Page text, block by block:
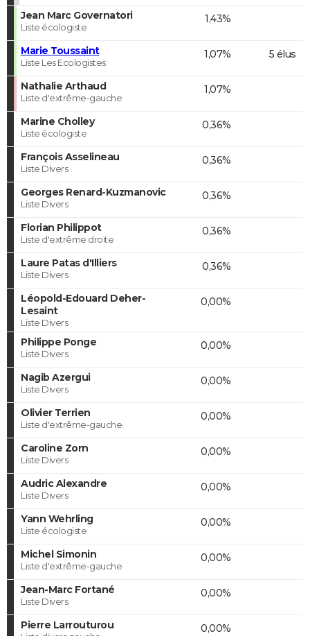
Jean Marc Governatori
Liste écologiste
1,43%
Marie Toussaint
Liste Les Ecologistes
1,07% 5 élus
Nathalie Arthaud
Liste d'extrême-gauche
1,07%
Marine Cholley
Liste écologiste
0,36%
François Asselineau
Liste Divers
0,36%
Georges Renard-Kuzmanovic
Liste Divers
0,36%
Florian Philippot
Liste d'extrême droite
0,36%
Laure Patas d'Illiers
Liste Divers
0,36%
Léopold-Edouard Deher-
Lesaint
Liste Divers
0,00%
Philippe Ponge
Liste Divers
0,00%
Nagib Azergui
Liste Divers
0,00%
Olivier Terrien
Liste d'extrême-gauche
0,00%
Caroline Zorn
Liste Divers
0,00%
Audric Alexandre
Liste Divers
0,00%
Yann Wehrling
Liste écologiste
0,00%
Michel Simonin
Liste d'extrême-gauche
0,00%
Jean-Marc Fortané
Liste Divers
0,00%
Pierre Larrouturou 0,00%